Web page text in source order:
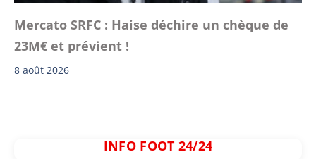
Mercato SRFC : Haise déchire un chèque de
23M€ et prévient !
8 août 2026
INFO FOOT 24/24